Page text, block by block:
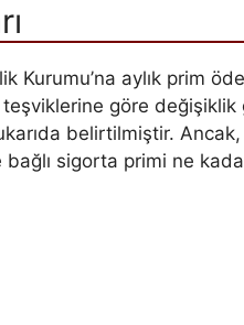
Kurumu’na aylık prim
göre
belirtilmiştir.
sigorta primi ne